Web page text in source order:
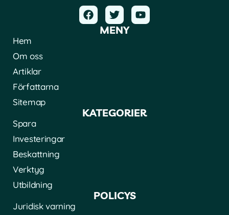
MENY
Hem
Om oss
Artiklar
Författarna
Sitemap
KATEGORIER
Spara
Investeringar
Beskattning
Verktyg
Utbildning
POLICYS
Juridisk varning